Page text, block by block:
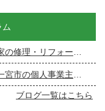
ム・リノベーション相談会
事務所の修繕・リフォーム相談会
ブログ一覧はこちら